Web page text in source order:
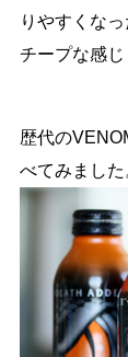
りやすくな
チープな感じ
歴代の
べてみました